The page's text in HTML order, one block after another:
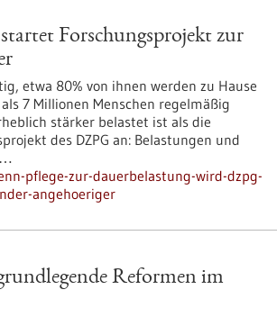
Forschungsprojekt zur
etwa 80% von ihnen werden zu Hause
7 Millionen Menschen regelmäßig
stärker belastet ist als die
des DZPG an: Belastungen und
pflege-zur-dauerbelastung-wird-dzpg-
angehoeriger
Reformen im